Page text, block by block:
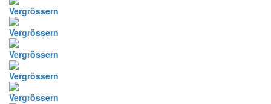
Vergrössern
Vergrössern
Vergrössern
Vergrössern
Vergrössern